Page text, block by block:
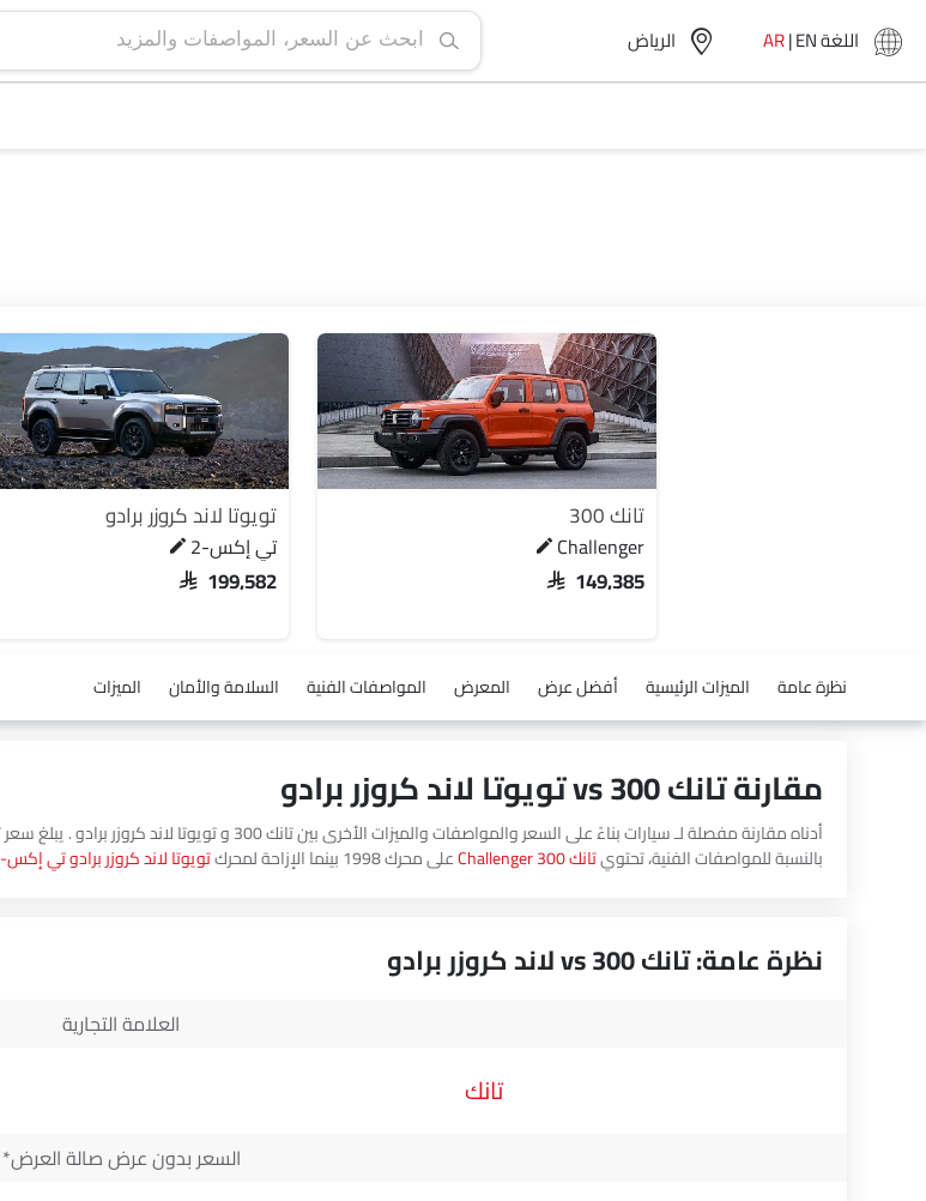
الرياض‎ اللغةEN
|
AR
تانك 300
Challenger
SAR 149,385
تويوتا لاند كروزر برادو
تي إكس-2
SAR 199,582
نظرة عامة الميزات الرئيسية أفضل عرض المعرض المواصفات الفنية السلامة والأمان الميزات
مقارنة تانك 300 vs تويوتا لاند كروزر برادو
بالنسبة للمواصفات الفنية، تحتويتانك 300 Challenger على محرك 1998 بينما الإزاحة لمحرك تويوتا لاند كروزر برادو تي إكس-2
نظرة عامة: تانك 300 vs لاند كروزر برادو
العلامة التجارية
تانك
السعر بدون عرض صالة العرض*